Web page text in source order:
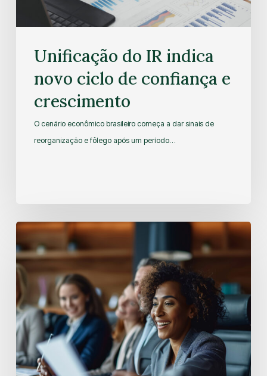
Unificação do IR indica
novo ciclo de confiança e
crescimento
O cenário econômico brasileiro começa a dar sinais de
reorganização e fôlego após um período…